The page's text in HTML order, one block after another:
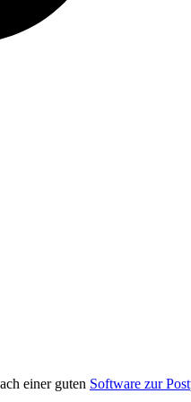
einer guten Software zur